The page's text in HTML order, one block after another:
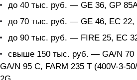
до 40 тыс. руб. — GE 36, GP
до 70 тыс. руб. — GE 46, EC 22,
до 90 тыс. руб. — FIRE 25, EC
свыше 150 тыс. руб. — GA/N 70
GA/N 95 C, FARM 235 Т (400V-3-